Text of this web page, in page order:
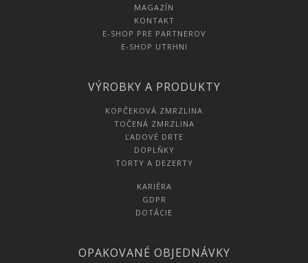
MAGAZÍN
KONTAKT
E-SHOP PRE PARTNEROV
E-SHOP UTRHNI
VÝROBKY A PRODUKTY
KOPČEKOVÁ ZMRZLINA
TOČENÁ ZMRZLINA
ĽADOVÉ DRTE
DOPLŇKY
TORTY A DEZERTY
KARIÉRA
GDPR
DOTÁCIE
OPAKOVANÉ OBJEDNÁVKY